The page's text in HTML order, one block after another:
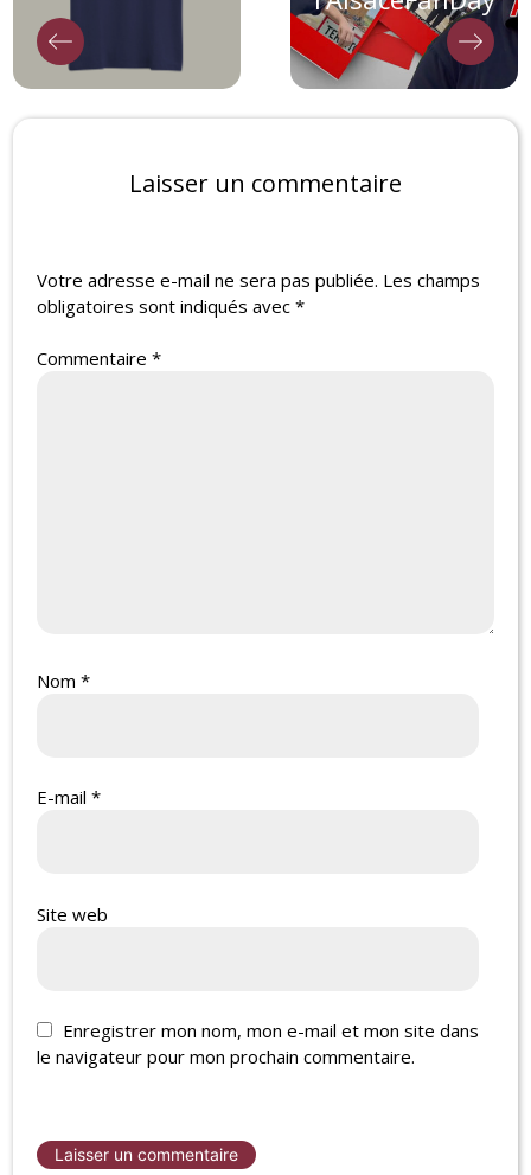
Laisser un commentaire
Votre adresse e-mail ne sera pas publiée. Les champs
obligatoires sont indiqués avec*
Commentaire*
Nom*
E-mail*
Site web
Enregistrer mon nom, mon e-mail et mon site dans
le navigateur pour mon prochain commentaire.